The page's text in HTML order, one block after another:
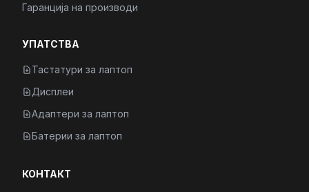
Гаранција на производи
УПАТСТВА
Тастатури за лаптоп
Дисплеи
Адаптери за лаптоп
Батерии за лаптоп
КОНТАКТ